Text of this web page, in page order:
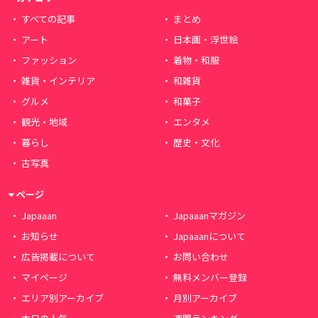
すべての記事
まとめ
アート
日本画・浮世絵
ファッション
着物・和服
雑貨・インテリア
和雑貨
グルメ
和菓子
観光・地域
エンタメ
暮らし
歴史・文化
古写真
ページ
Japaaan
Japaaanマガジン
お知らせ
Japaaanについて
広告掲載について
お問い合わせ
マイページ
無料メンバー登録
エリア別アーカイブ
月別アーカイブ